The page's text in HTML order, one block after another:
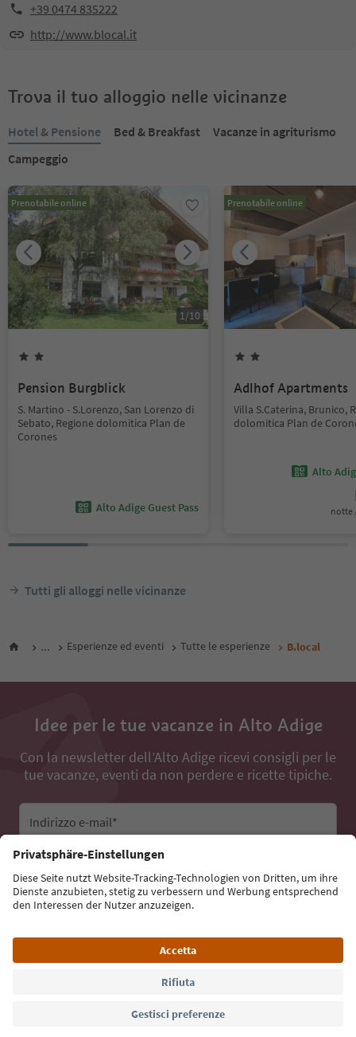
+39 0474 835222
http://www.blocal.it
Trova il tuo alloggio nelle vicinanze
Hotel & Pensione Bed & Breakfast
Vacanze in agriturismo
Campeggio
Prenotabile online
1/10
Pension Burgblick
S. Martino - S.Lorenzo, San Lorenzo di
Sebato, Regione dolomitica Plan de
Corones
Alto Adige Guest Pass
Prenotabile online
Adlhof Apartments
Villa S.Caterina, Brunico,
dolomitica Plan de
Alto
notte
Tutti gli alloggi nelle vicinanze
... Esperienze ed eventi Tutte le esperienze B.local
Idee per le tue vacanze in Alto Adige
Con la newsletter dell’Alto Adige ricevi consigli per le
tue vacanze, eventi da non perdere e ricette tipiche.
Indirizzo e-mail*
Iscriviti alla newsletter